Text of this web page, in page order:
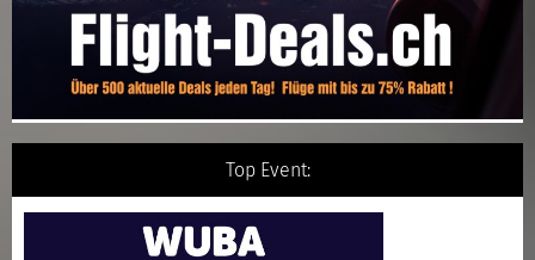
Top Event: